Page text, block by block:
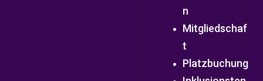
n
Mitgliedschaf
t
Platzbuchung